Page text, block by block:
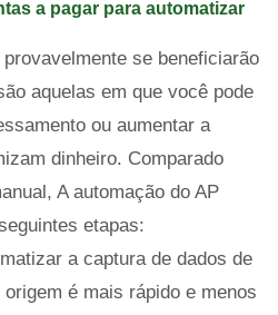
a pagar para automatizar
se beneficiarão
aquelas em que você pode
ou aumentar a
dinheiro. Comparado
A automação do AP
etapas:
a captura de dados de
é mais rápido e menos